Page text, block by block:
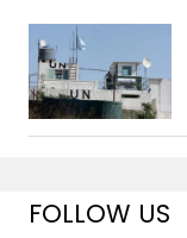
FOLLOW US